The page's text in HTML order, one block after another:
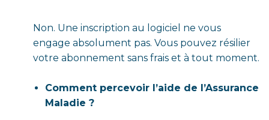
Non. Une inscription au logiciel ne vous
engage absolument pas. Vous pouvez résilier
votre abonnement sans frais et à tout moment.
Comment percevoir l’aide de l’Assurance
Maladie ?